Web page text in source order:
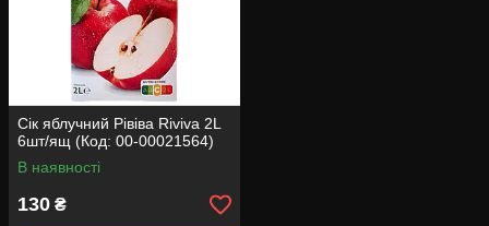
Сік яблучний Рівіва Riviva 2L
6шт/ящ (Код: 00-00021564)
В наявності
130 ₴